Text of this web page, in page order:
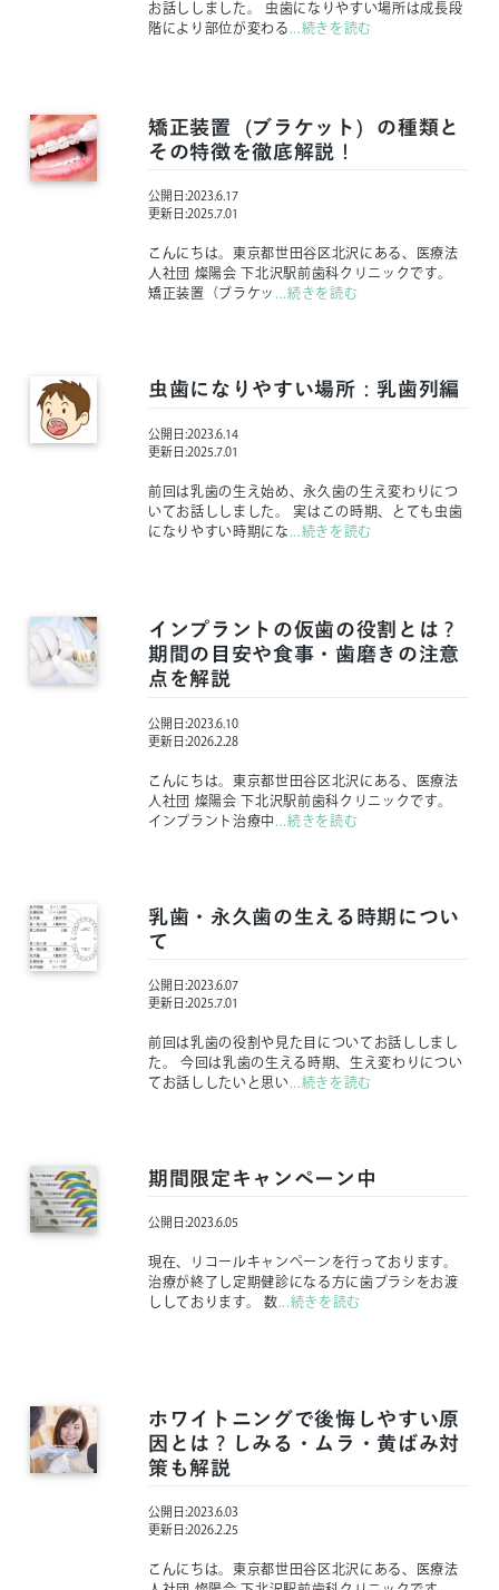
お話ししました。 虫歯になりやすい場所は成長段
階により部位が変わる
...続きを読む
矯正装置（ブラケット）の種類と
その特徴を徹底解説！
公開日:2023.6.17
更新日:2025.7.01
こんにちは。東京都世田谷区北沢にある、医療法
人社団 燦陽会 下北沢駅前歯科クリニックです。
矯正装置（ブラケッ
...続きを読む
虫歯になりやすい場所：乳歯列編
公開日:2023.6.14
更新日:2025.7.01
前回は乳歯の生え始め、永久歯の生え変わりにつ
いてお話ししました。 実はこの時期、とても虫歯
になりやすい時期にな
...続きを読む
インプラントの仮歯の役割とは？
期間の目安や食事・歯磨きの注意
点を解説
公開日:2023.6.10
更新日:2026.2.28
こんにちは。東京都世田谷区北沢にある、医療法
人社団 燦陽会 下北沢駅前歯科クリニックです。
インプラント治療中
...続きを読む
乳歯・永久歯の生える時期につい
て
公開日:2023.6.07
更新日:2025.7.01
前回は乳歯の役割や見た目についてお話ししまし
た。 今回は乳歯の生える時期、生え変わりについ
てお話ししたいと思い ...続きを読む
期間限定キャンペーン中
公開日:2023.6.05
現在、リコールキャンペーンを行っております。
治療が終了し定期健診になる方に歯ブラシをお渡
ししております。 数...続きを読む
ホワイトニングで後悔しやすい原
因とは？しみる・ムラ・黄ばみ対
策も解説
公開日:2023.6.03
更新日:2026.2.25
こんにちは。東京都世田谷区北沢にある、医療法